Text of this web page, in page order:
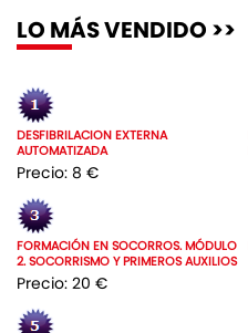
LO MÁS VENDIDO >>
DESFIBRILACION EXTERNA
AUTOMATIZADA
Precio: 8 €
FORMACIÓN EN SOCORROS. MÓDULO
2. SOCORRISMO Y PRIMEROS AUXILIOS
Precio: 20 €